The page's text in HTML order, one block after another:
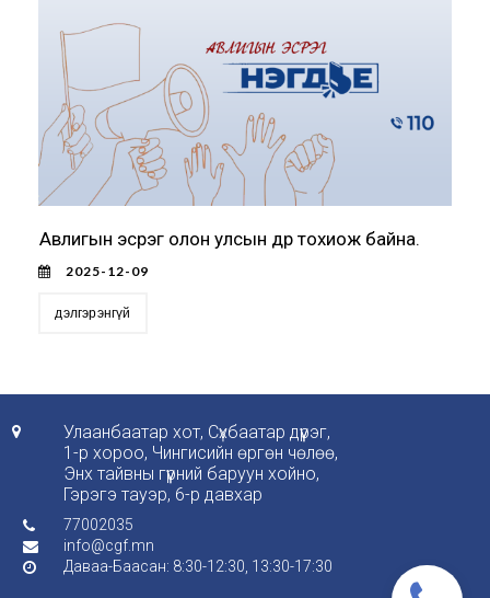
Авлигын эсрэг олон улсын өдөр тохиож байна.
2025-12-09
дэлгэрэнгүй

Улаанбаатар хот, Сүхбаатар дүүрэг,
1-р хороо, Чингисийн өргөн чөлөө,
Энх тайвны гүүрний баруун хойно,
Гэрэгэ тауэр, 6-р давхар
 77002035
 info@cgf.mn
 Даваа-Баасан: 8:30-12:30, 13:30-17:30